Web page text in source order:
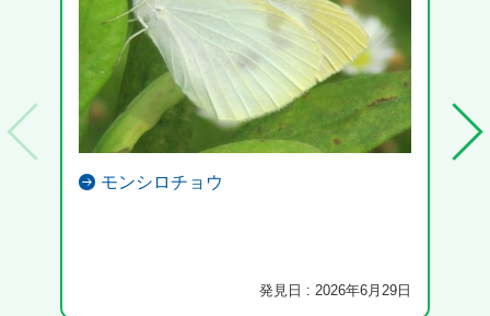
モンシロチョウ
発見日 : 2026年6月29日